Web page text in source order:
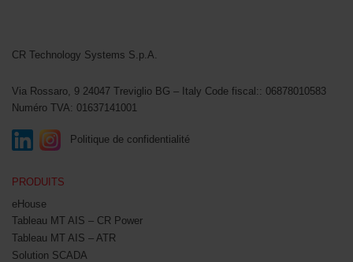
CR Technology Systems S.p.A.
Via Rossaro, 9 24047 Treviglio BG – Italy Code fiscal:: 06878010583
Numéro TVA: 01637141001
Politique de confidentialité
PRODUITS
eHouse
Tableau MT AIS – CR Power
Tableau MT AIS – ATR
Solution SCADA